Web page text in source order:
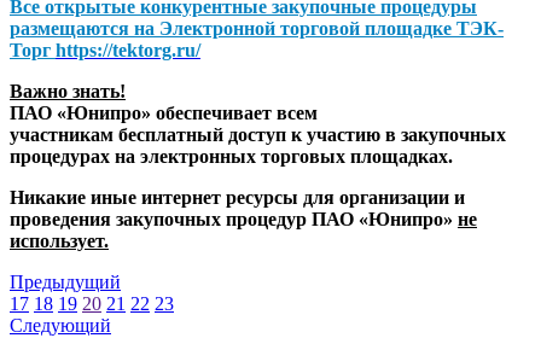
Все открытые конкурентные закупочные процедуры
размещаются на Электронной торговой площадке ТЭК-
Торг https://tektorg.ru/
Важно знать!
ПАО «Юнипро» обеспечивает всем
участникам бесплатный доступ к участию в закупочных
процедурах на электронных торговых площадках.
Никакие иные интернет ресурсы для организации и
проведения закупочных процедур ПАО «Юнипро» не
использует.
Предыдущий
17 18 19 20 21 22 23
Следующий